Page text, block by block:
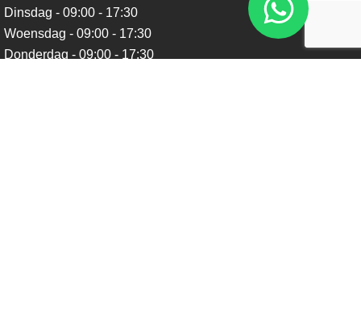
Dinsdag - 09:00 - 17:30
Woensdag - 09:00 - 17:30
Donderdag - 09:00 - 17:30